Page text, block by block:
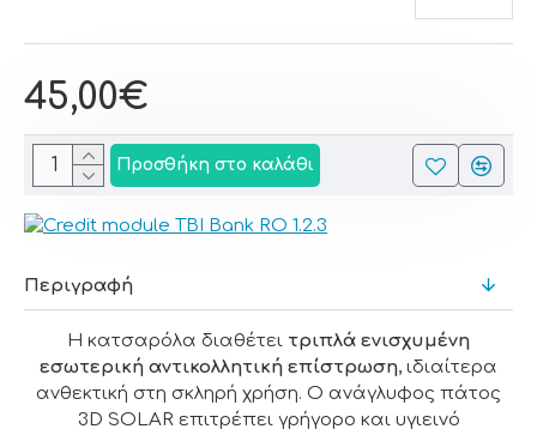
45,00€
Προσθήκη στο καλάθι
Περιγραφή
Η κατσαρόλα διαθέτει τριπλά ενισχυμένη
εσωτερική αντικολλητική επίστρωση, ιδιαίτερα
ανθεκτική στη σκληρή χρήση. Ο ανάγλυφος πάτος
3D SOLAR επιτρέπει γρήγορο και υγιεινό